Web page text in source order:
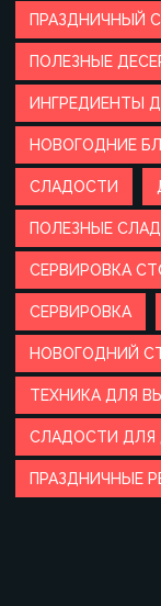
ПРАЗДНИЧНЫЙ
ПОЛЕЗНЫЕ
ИНГРЕДИЕНТЫ
НОВОГОДНИЕ
СЛАДОСТИ
ПОЛЕЗНЫЕ
СЕРВИРОВКА
СЕРВИРОВКА
НОВОГОДНИЙ
ТЕХНИКА ДЛЯ
СЛАДОСТИ ДЛЯ
ПРАЗДНИЧНЫЕ